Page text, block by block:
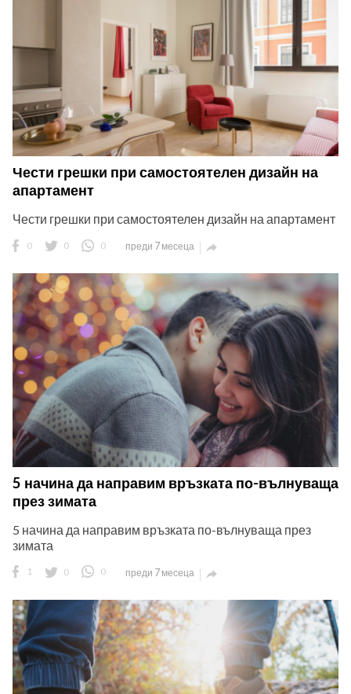
Чести грешки при самостоятелен дизайн на
апартамент
Чести грешки при самостоятелен дизайн на апартамент
0 0 0 преди 7 месеца 
5 начина да направим връзката по-вълнуваща
през зимата
5 начина да направим връзката по-вълнуваща през
зимата
1 0 0 преди 7 месеца 